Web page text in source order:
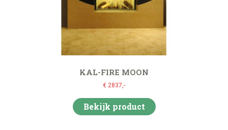
KAL-FIRE MOON
€ 2837,-
Bekijk product